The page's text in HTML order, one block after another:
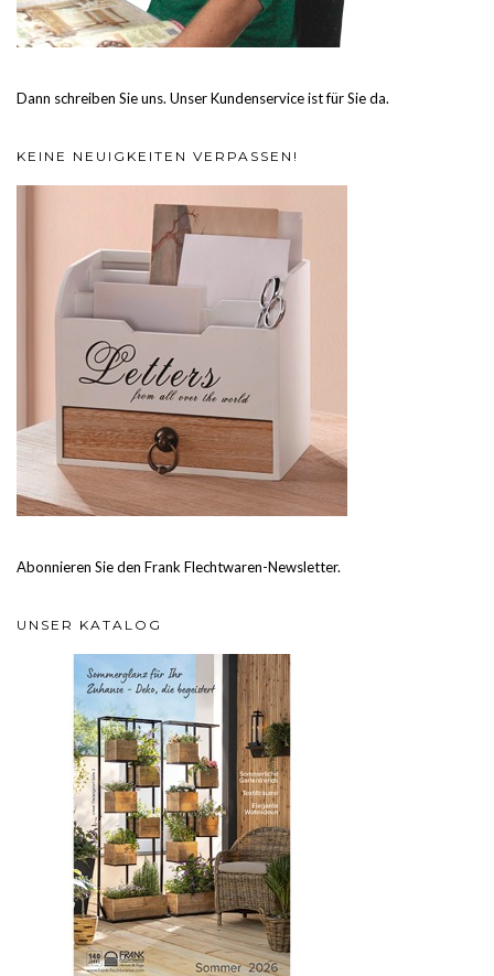
Dann schreiben Sie uns. Unser Kundenservice ist für Sie da.
KEINE NEUIGKEITEN VERPASSEN!
Abonnieren Sie den Frank Flechtwaren-Newsletter.
UNSER KATALOG